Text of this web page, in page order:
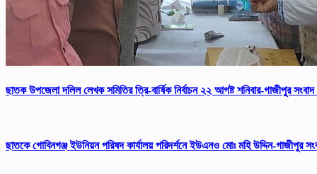
ছাতক উপজেলা দলিল লেখক সমিতির ত্রি-বার্ষিক নির্বাচন ২২ আগষ্ট শনিবার-গাজীপুর সংবাদ
ছাতকে গোবিনগঞ্জ ইউনিয়ন পরিষদ কার্যালয় পরিদর্শনে ইউএনও মোঃ মহি উদ্দিন-গাজীপুর